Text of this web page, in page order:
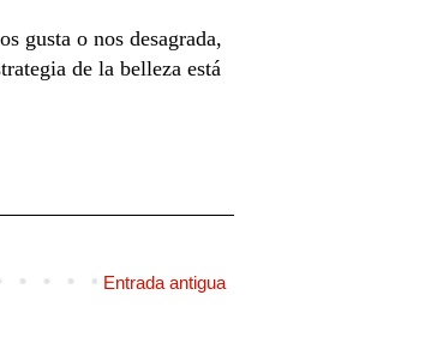
gusta o nos desagrada,
de la belleza está
Entrada antigua